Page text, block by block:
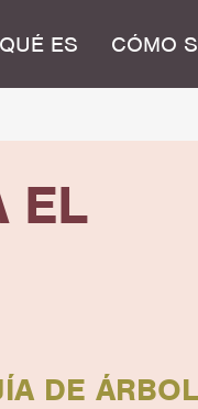
QUÉ ES CÓMO
EL
DE